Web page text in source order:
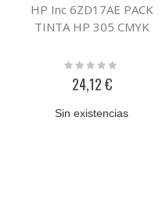
HP Inc 6ZD17AE PACK
TINTA HP 305 CMYK
Rating:
24,12 €
Sin existencias